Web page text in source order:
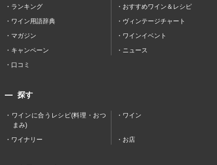
ランキング
おすすめワイン＆レシピ
ワイン用語辞典
ヴィンテージチャート
マガジン
ワインイベント
キャンペーン
ニュース
口コミ
探す
ワインに合うレシピ(料理・おつ
まみ)
ワイン
ワイナリー お店